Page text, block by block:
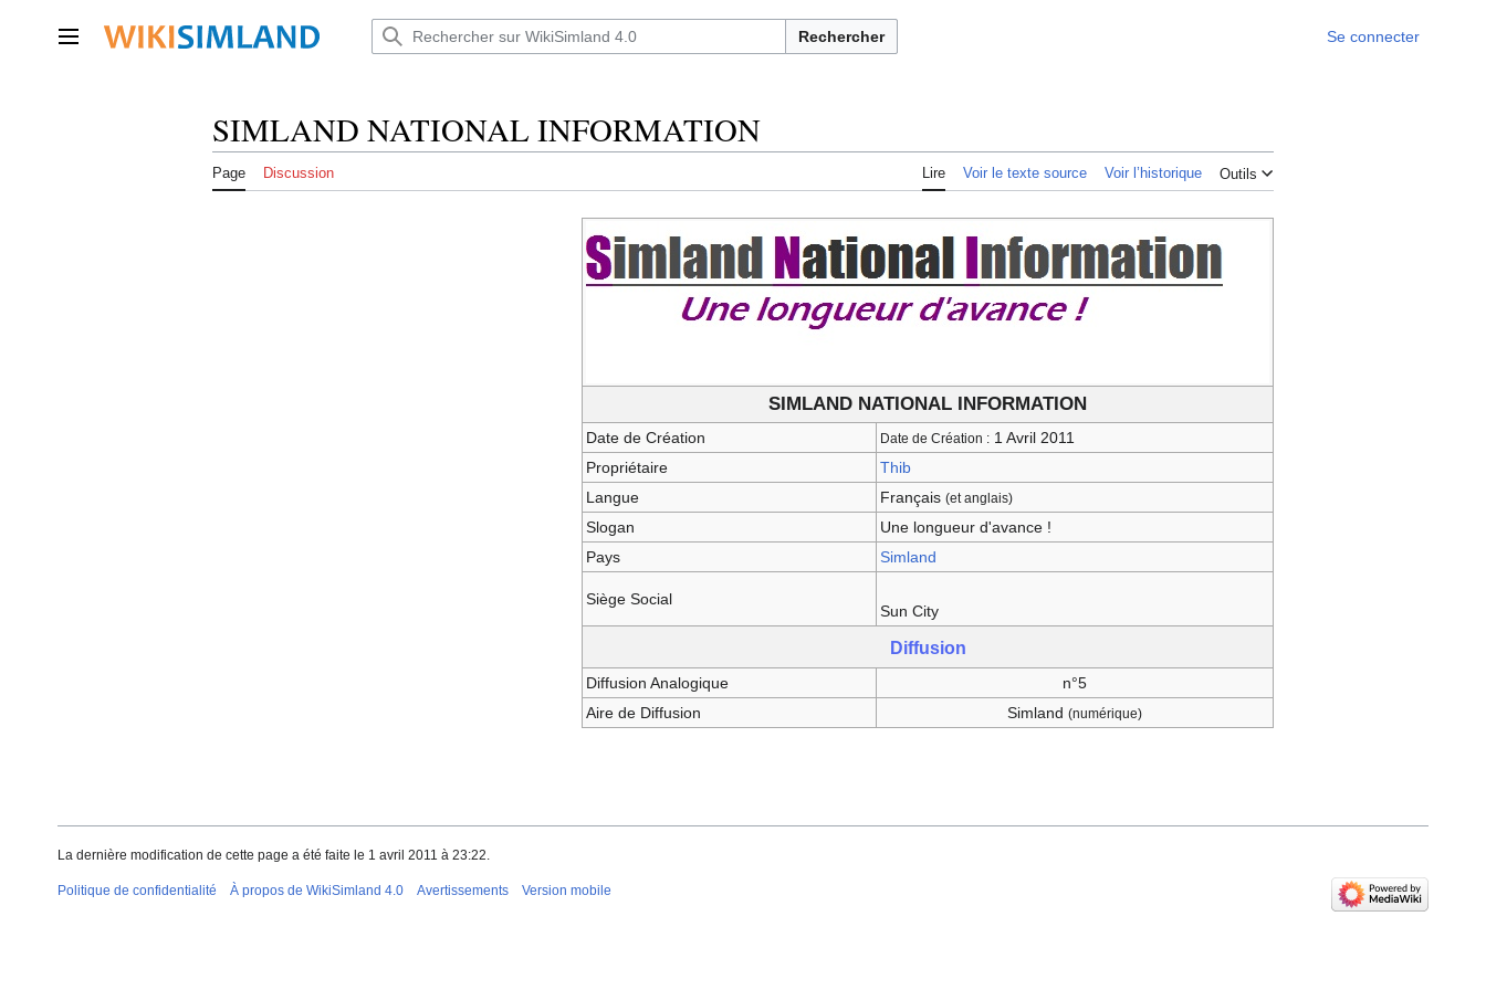
contenu Menu principal Rechercher Se connecter
SIMLAND NATIONAL INFORMATION
Page Discussion Lire Voir le texte source Voir l’historique Outils
SIMLAND NATIONAL INFORMATION
Date de Création Date de Création :1 Avril 2011
Propriétaire
Thib
Langue
Français (et anglais)
Slogan
Une longueur d'avance !
Pays
Simland
Siège Social
Sun City
Diffusion
Diffusion Analogique
n°5
Aire de Diffusion
Simland (numérique)
La dernière modification de cette page a été faite le 1 avril 2011 à 23:22.
Politique de confidentialité À propos de WikiSimland 4.0 Avertissements Version mobile